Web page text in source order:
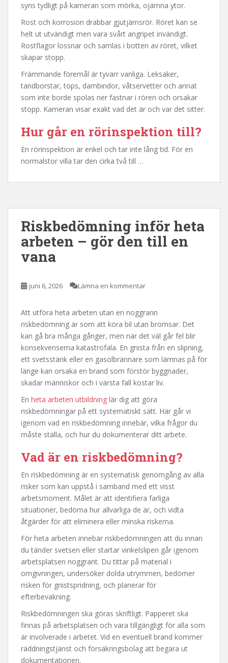
syns tydligt på kameran som mörka, ojämna ytor.
Rost och korrosion drabbar gjutjärnsrör. Röret kan se
helt ut utvändigt men vara svårt angripet invändigt.
Rostflagor lossnar och samlas i botten av röret, vilket
skapar stopp.
Främmande föremål är tyvärr vanliga. Leksaker,
tandborstar, tops, dambindor, våtservetter och annat
som inte borde spolas ner fastnar i rören och orsakar
stopp. Kameran visar exakt vad det är och var det sitter.
Hur går en rörinspektion till?
En rörinspektion är enkel och tar inte lång tid. För en
normalstor villa tar den cirka två till …
Riskbedömning inför heta
arbeten – gör den till en
vana
juni 6, 2026 Lämna en kommentar
Att utföra heta arbeten utan en noggrann
riskbedömning är som att köra bil utan bromsar. Det
kan gå bra många gånger, men när det väl går fel blir
konsekvenserna katastrofala. En gnista från en slipning,
ett svetsstänk eller en gasolbrännare som lämnas på för
länge kan orsaka en brand som förstör byggnader,
skadar människor och i värsta fall kostar liv.
En heta arbeten utbildning lär dig att göra
riskbedömningar på ett systematiskt sätt. Här går vi
igenom vad en riskbedömning innebär, vilka frågor du
måste ställa, och hur du dokumenterar ditt arbete.
Vad är en riskbedömning?
En riskbedömning är en systematisk genomgång av alla
risker som kan uppstå i samband med ett visst
arbetsmoment. Målet är att identifiera farliga
situationer, bedöma hur allvarliga de är, och vidta
åtgärder för att eliminera eller minska riskerna.
För heta arbeten innebär riskbedömningen att du innan
du tänder svetsen eller startar vinkelslipen går igenom
arbetsplatsen noggrant. Du tittar på material i
omgivningen, undersöker dolda utrymmen, bedömer
risken för gnistspridning, och planerar för
efterbevakning.
Riskbedömningen ska göras skriftligt. Papperet ska
finnas på arbetsplatsen och vara tillgängligt för alla som
är involverade i arbetet. Vid en eventuell brand kommer
räddningstjänst och försäkringsbolag att begära ut
dokumentationen.